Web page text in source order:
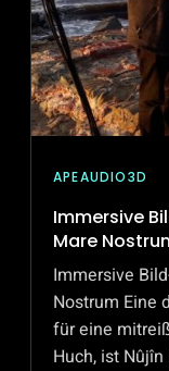
APEAUDIO3D
Immersive
Mare
Immersive
Nostrum Eine
für eine
Huch, ist